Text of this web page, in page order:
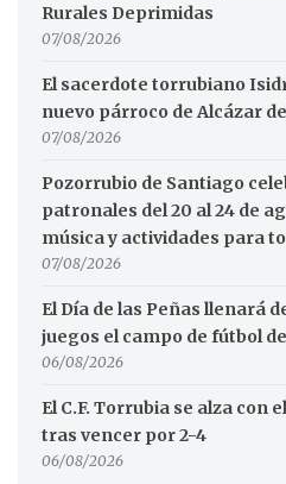
Rurales Deprimidas
07/08/2026
El sacerdote torrubiano
nuevo párroco de Alcázar
07/08/2026
Pozorrubio de Santiago
patronales del 20 al 24 de
música y actividades para
07/08/2026
El Día de las Peñas llenará
juegos el campo de fútbol
06/08/2026
El C.F. Torrubia se alza con
tras vencer por 2-4
06/08/2026